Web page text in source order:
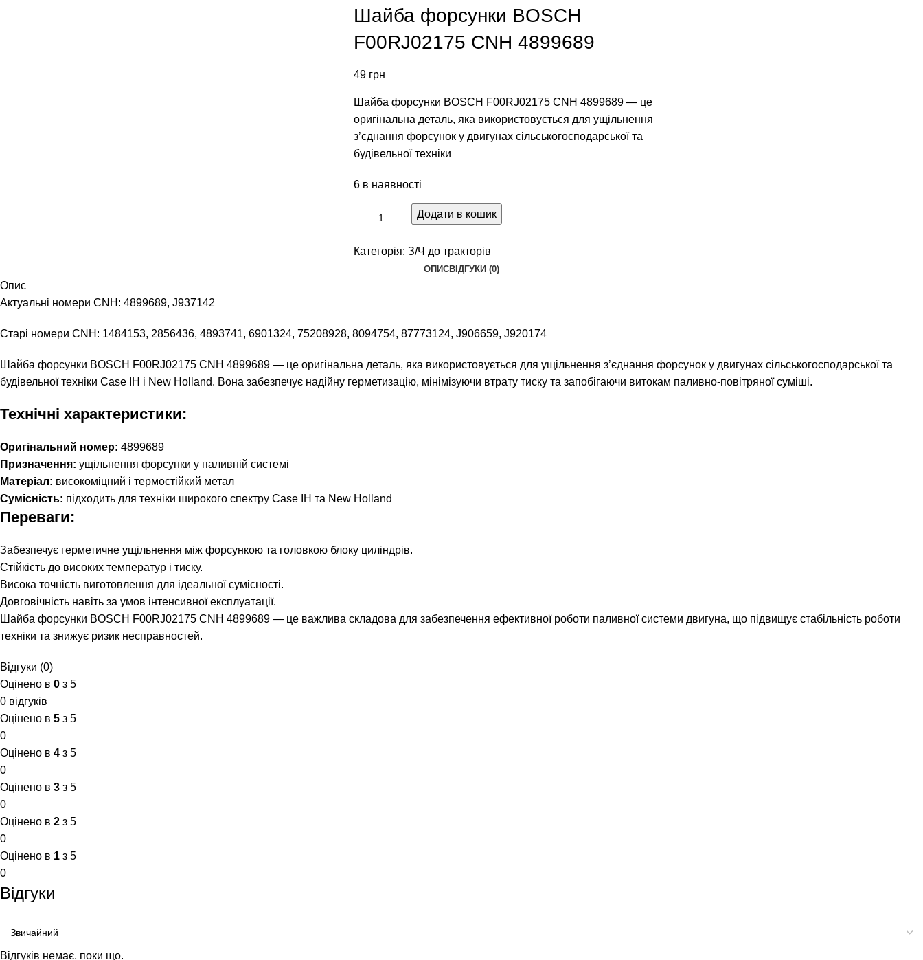
Шайба форсунки BOSCH
F00RJ02175 CNH 4899689
49 грн
Шайба форсунки BOSCH F00RJ02175 CNH 4899689 — це
оригінальна деталь, яка використовується для ущільнення
з’єднання форсунок у двигунах сільськогосподарської та
будівельної техніки
6 в наявності
Додати в кошик
Категорія: З/Ч до тракторів
ОПИСВІДГУКИ (0)
Опис
Актуальні номери CNH: 4899689, J937142
Старі номери CNH: 1484153, 2856436, 4893741, 6901324, 75208928, 8094754, 87773124, J906659, J920174
Шайба форсунки BOSCH F00RJ02175 CNH 4899689 — це оригінальна деталь, яка використовується для ущільнення з’єднання форсунок у двигунах сільськогосподарської та
будівельної техніки Case IH і New Holland. Вона забезпечує надійну герметизацію, мінімізуючи втрату тиску та запобігаючи витокам паливно-повітряної суміші.
Технічні характеристики:
Оригінальний номер: 4899689
Призначення: ущільнення форсунки у паливній системі
Матеріал: високоміцний і термостійкий метал
Сумісність: підходить для техніки широкого спектру Case IH та New Holland
Переваги:
Забезпечує герметичне ущільнення між форсункою та головкою блоку циліндрів.
Стійкість до високих температур і тиску.
Висока точність виготовлення для ідеальної сумісності.
Довговічність навіть за умов інтенсивної експлуатації.
Шайба форсунки BOSCH F00RJ02175 CNH 4899689 — це важлива складова для забезпечення ефективної роботи паливної системи двигуна, що підвищує стабільність роботи
техніки та знижує ризик несправностей.
Відгуки (0)
Оцінено в 0 з 5
0 відгуків
Оцінено в 5 з 5
0
Оцінено в 4 з 5
0
Оцінено в 3 з 5
0
Оцінено в 2 з 5
0
Оцінено в 1 з 5
0
Відгуки
Відгуків немає, поки що.